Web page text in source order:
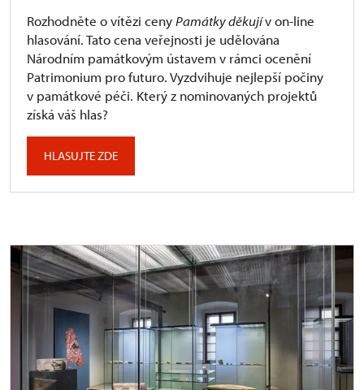
Rozhodněte o vítězi cenyPamátky děkujív on-line
hlasování. Tato cena veřejnosti je udělována
Národním památkovým ústavem v rámci ocenění
Patrimonium pro futuro. Vyzdvihuje nejlepší počiny
v památkové péči. Který z nominovaných projektů
získá váš hlas?
HLASUJTE ZDE